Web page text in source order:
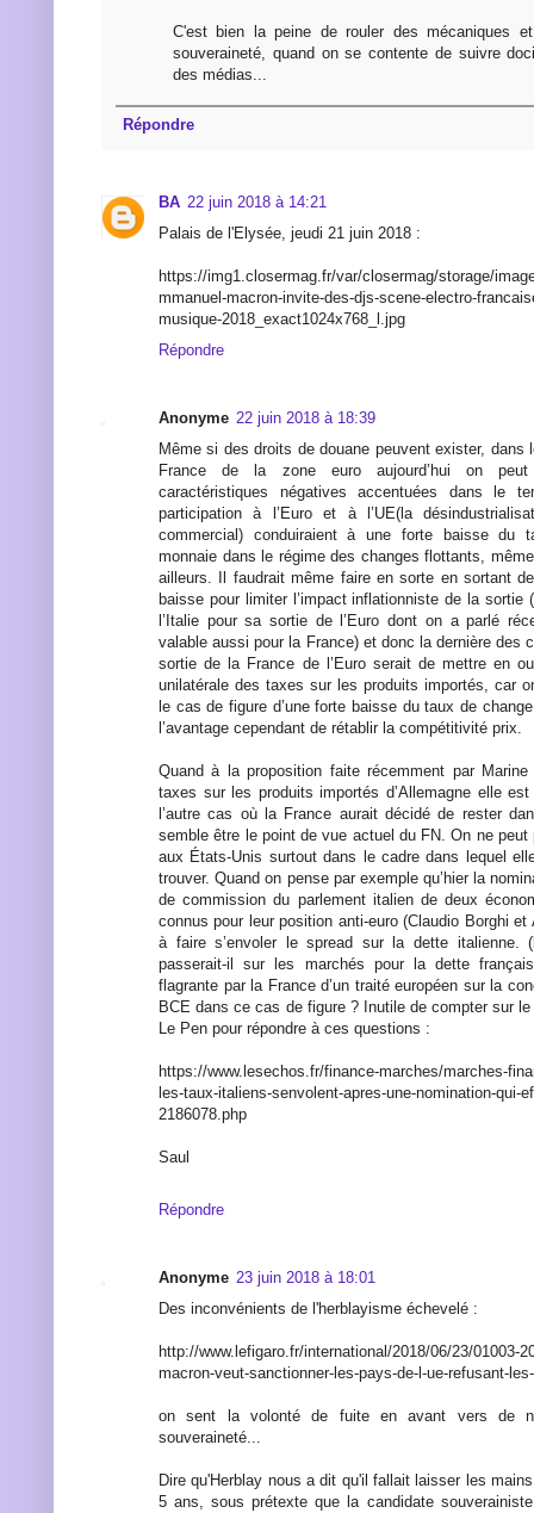
C'est bien la peine de rouler des mécaniques
souveraineté, quand on se contente de suivre
des médias...
Répondre
BA 22 juin 2018 à 14:21
Palais de l'Elysée, jeudi 21 juin 2018 :
https://img1.closermag.fr/var/closermag/storage/
mmanuel-macron-invite-des-djs-scene-electro-
musique-2018_exact1024x768_l.jpg
Répondre
Anonyme 22 juin 2018 à 18:39
Même si des droits de douane peuvent exister, dans
France de la zone euro aujourd’hui on
caractéristiques négatives accentuées dans le
participation à l’Euro et à l’UE(la
commercial) conduiraient à une forte baisse du
monnaie dans le régime des changes flottants,
ailleurs. Il faudrait même faire en sorte en sortant
baisse pour limiter l’impact inflationniste de la sortie
l’Italie pour sa sortie de l’Euro dont on a parlé
valable aussi pour la France) et donc la dernière des
sortie de la France de l’Euro serait de mettre en
unilatérale des taxes sur les produits importés, car
le cas de figure d’une forte baisse du taux de
l’avantage cependant de rétablir la compétitivité prix.
Quand à la proposition faite récemment par
taxes sur les produits importés d’Allemagne elle
l’autre cas où la France aurait décidé de rester
semble être le point de vue actuel du FN. On ne peut
aux États-Unis surtout dans le cadre dans lequel
trouver. Quand on pense par exemple qu’hier la
de commission du parlement italien de deux
connus pour leur position anti-euro (Claudio Borghi
à faire s’envoler le spread sur la dette italienne.
passerait-il sur les marchés pour la dette
flagrante par la France d’un traité européen sur la
BCE dans ce cas de figure ? Inutile de compter sur
Le Pen pour répondre à ces questions :
https://www.lesechos.fr/finance-marches/marches-
les-taux-italiens-senvolent-apres-une-nomination-qui-
2186078.php
Saul
Répondre
Anonyme 23 juin 2018 à 18:01
Des inconvénients de l'herblayisme échevelé :
http://www.lefigaro.fr/international/2018/06/23/01003-
macron-veut-sanctionner-les-pays-de-l-ue-refusant-
on sent la volonté de fuite en avant vers de
souveraineté...
Dire qu'Herblay nous a dit qu'il fallait laisser les
5 ans, sous prétexte que la candidate